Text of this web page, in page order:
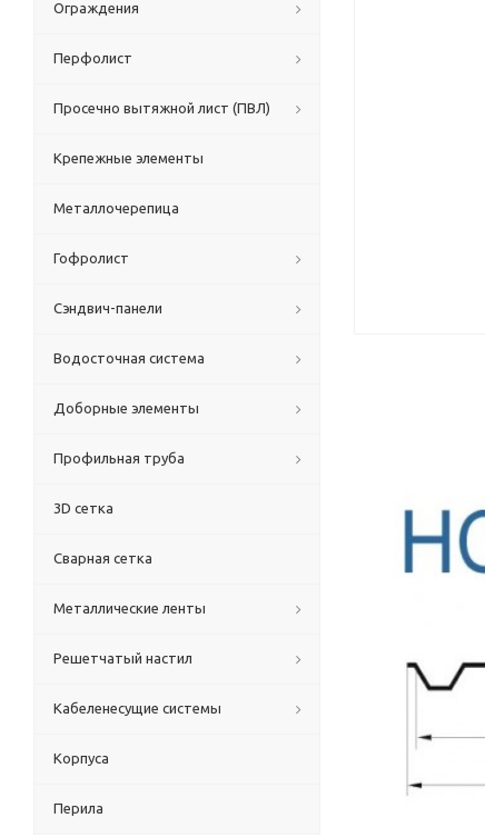
Ограждения
Перфолист
Просечно вытяжной лист (ПВЛ)
Крепежные элементы
Металлочерепица
Гофролист
Сэндвич-панели
Водосточная система
Доборные элементы
Профильная труба
3D сетка
Сварная сетка
Металлические ленты
Решетчатый настил
Кабеленесущие системы
Корпуса
Перила